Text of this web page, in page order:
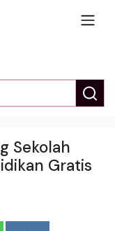
Sekolah
Gratis